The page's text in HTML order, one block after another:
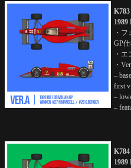
1989
・
GP
・
・
–
first
–
–
1989